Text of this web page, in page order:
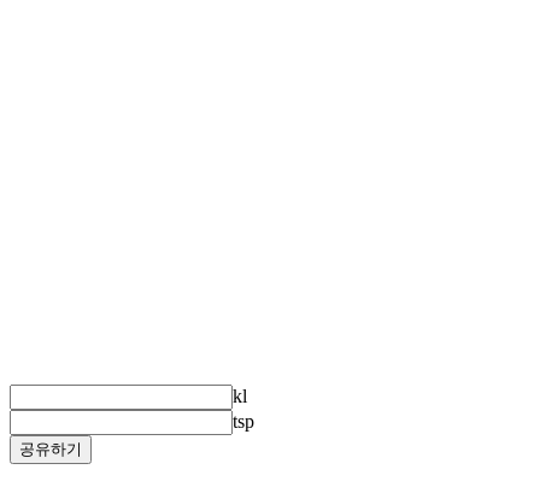
kl
tsp
공유하기